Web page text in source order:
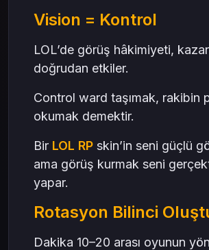
Vision = Kontrol
LOL’de görüş hâkimiyeti,
doğrudan etkiler.
Control ward taşımak, rakibin
okumak demektir.
Bir LOL RP skin’in seni güçlü
ama görüş kurmak seni
yapar.
Rotasyon Bilinci
Dakika 10–20 arası oyunun